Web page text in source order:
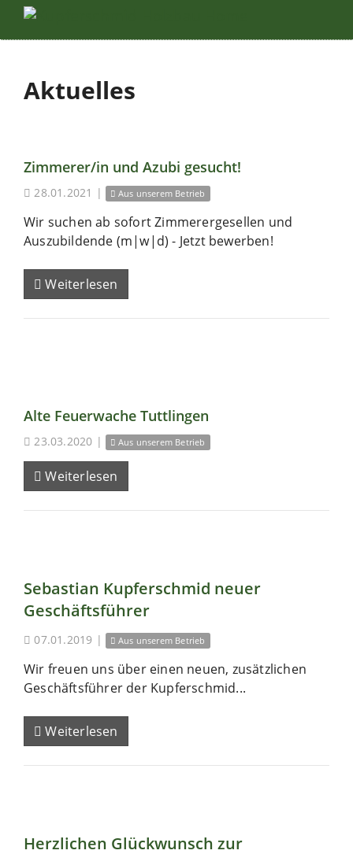
Aktuelles
Zimmerer/in und Azubi gesucht!
28.01.2021 | Aus unserem Betrieb
Wir suchen ab sofort Zimmerergesellen und
Auszubildende (m|w|d) - Jetzt bewerben!
Weiterlesen
Alte Feuerwache Tuttlingen
23.03.2020 | Aus unserem Betrieb
Weiterlesen
Sebastian Kupferschmid neuer
Geschäftsführer
07.01.2019 | Aus unserem Betrieb
Wir freuen uns über einen neuen, zusätzlichen
Geschäftsführer der Kupferschmid...
Weiterlesen
Herzlichen Glückwunsch zur